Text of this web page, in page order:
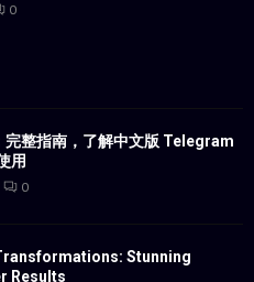
0
整指南，了解中文版 Telegram
用
0
Stunning
Results